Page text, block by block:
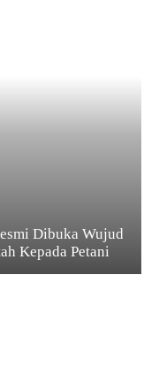
Dibuka Wujud
Kepada Petani